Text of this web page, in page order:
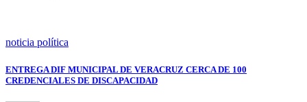
noticia política
ENTREGA DIF MUNICIPAL DE VERACRUZ CERCA DE 100
CREDENCIALES DE DISCAPACIDAD